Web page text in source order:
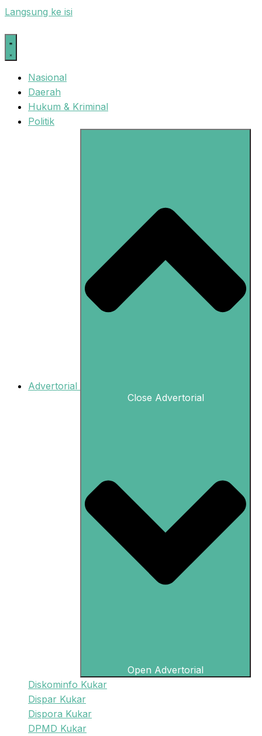
Langsung ke isi
Nasional
Daerah
Hukum & Kriminal
Politik
Advertorial
Close Advertorial
Open Advertorial
Diskominfo Kukar
Dispar Kukar
Dispora Kukar
DPMD Kukar